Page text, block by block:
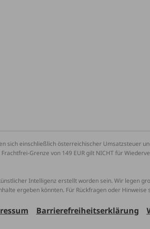
sich einschließlich österreichischer Umsatzsteuer
Grenze von 149 EUR gilt NICHT für
Intelligenz erstellt worden sein. Wir legen
ergeben könnten. Für Rückfragen oder
Barrierefreiheitserklärung